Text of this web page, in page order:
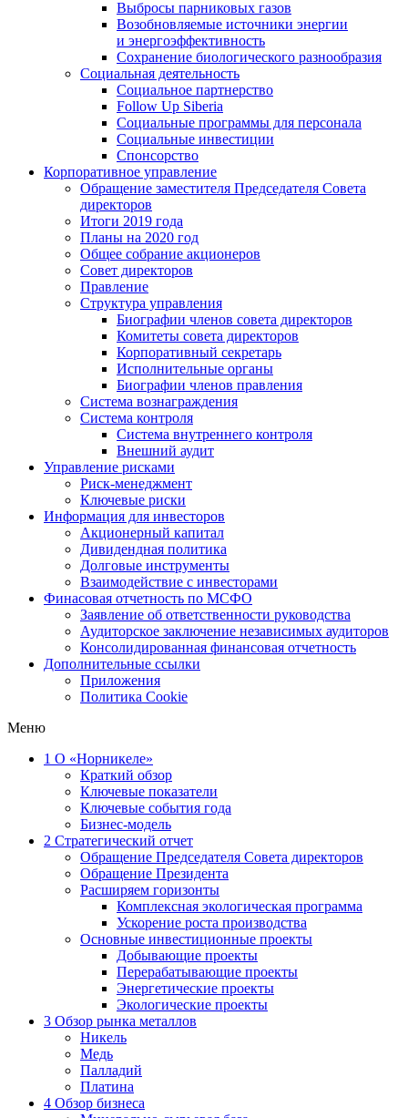
Выбросы парниковых газов
Возобновляемые источники энергии
и энергоэффективность
Сохранение биологического разнообразия
Социальная деятельность
Социальное партнерство
Follow Up Siberia
Социальные программы для персонала
Социальные инвестиции
Спонсорство
Корпоративное управление
Обращение заместителя Председателя Совета
директоров
Итоги 2019 года
Планы на 2020 год
Общее собрание акционеров
Совет директоров
Правление
Структура управления
Биографии членов совета директоров
Комитеты совета директоров
Корпоративный секретарь
Исполнительные органы
Биографии членов правления
Система вознаграждения
Система контроля
Система внутреннего контроля
Внешний аудит
Управление рисками
Риск-менеджмент
Ключевые риски
Информация для инвесторов
Акционерный капитал
Дивидендная политика
Долговые инструменты
Взаимодействие с инвеcторами
Финасовая отчетность по МСФО
Заявление об ответственности руководства
Аудиторское заключение независимых аудиторов
Консолидированная финансовая отчетность
Дополнительные ссылки
Приложения
Политика Cookie
Меню
1 О «Норникеле»
Краткий обзор
Ключевые показатели
Ключевые события года
Бизнес-модель
2 Стратегический отчет
Обращение Председателя Совета директоров
Обращение Президента
Расширяем горизонты
Комплексная экологическая программа
Ускорение роста производства
Основные инвестиционные проекты
Добывающие проекты
Перерабатывающие проекты
Энергетические проекты
Экологические проекты
3 Обзор рынка металлов
Никель
Медь
Палладий
Платина
4 Обзор бизнеса